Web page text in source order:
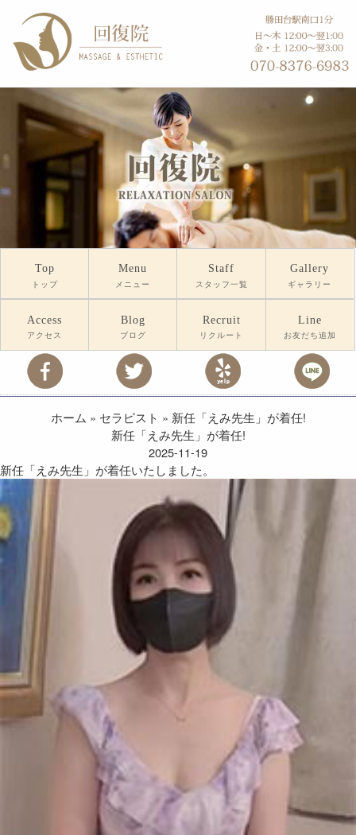
Top
トップ
Menu
メニュー
Staff
スタッフ一覧
Gallery
ギャラリー
Access
アクセス
Blog
ブログ
Recruit
リクルート
Line
お友だち追加
ホーム » セラピスト » 新任「えみ先生」が着任!
新任「えみ先生」が着任!
2025-11-19
新任「えみ先生」が着任いたしました。